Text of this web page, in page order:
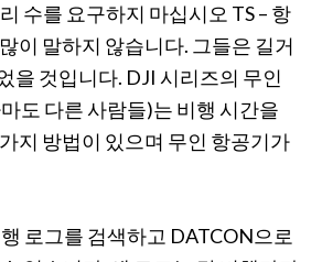
수를 요구하지 마십시오 TS – 항
이 말하지 않습니다. 그들은 길거
을 것입니다. DJI 시리즈의 무인
도 다른 사람들)는 비행 시간을
지 방법이 있으며 무인 항공기가
로그를 검색하고 DATCON으로